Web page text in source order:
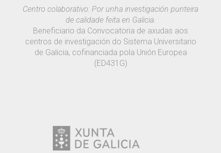
Centro colaborativo: Por unha investigación punteira
de calidade feita en Galicia.
Beneficiario da Convocatoria de axudas aos
centros de investigación do Sistema Universitario
de Galicia, cofinanciada pola Unión Europea
(ED431G)